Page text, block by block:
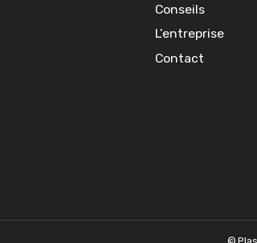
Conseils
L'entreprise
Contact